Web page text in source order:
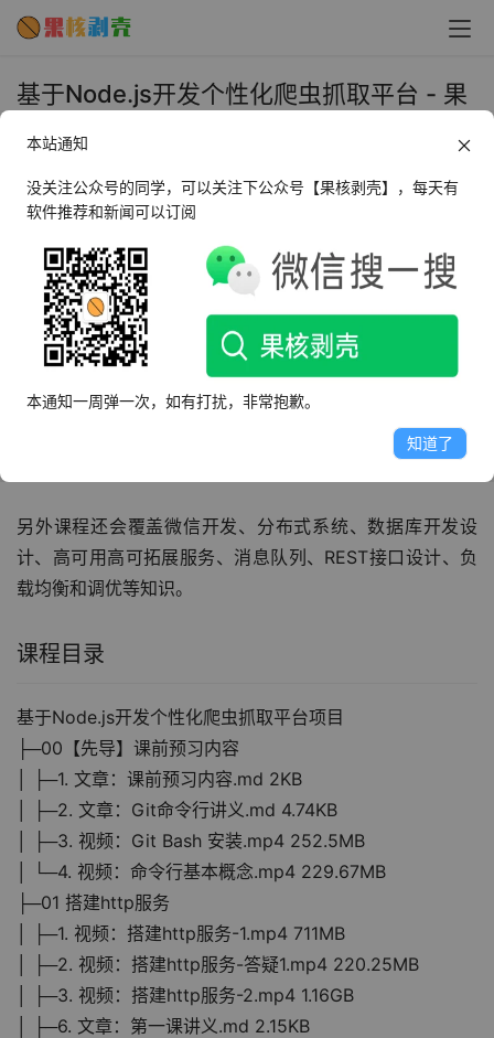
基于Node.js开发个性化爬虫抓取平台 - 果
2024年3月28日 上午10:10 • 学习视频
本课程以实现社交平台内容抓取平台为背景项目，深入讲解
Nodejs 后端相关内容，包括：
– 基础：Git、Linux 命令行、npm 的使用
– 进阶：Express 的使用、MVC 的概念、
Mongodb/Mongoose实操、 Node 的异步机制、错误处理
和日志处理
– 高级：鉴权、Redis、PM2、微服务、AWS 部署、Auth
另外课程还会覆盖微信开发、分布式系统、数据库开发设
计、高可用高可拓展服务、消息队列、REST接口设计、负
载均衡和调优等知识。
课程目录
基于Node.js开发个性化爬虫抓取平台项目
├─00【先导】课前预习内容
│ ├─1. 文章：课前预习内容.md 2KB
│ ├─2. 文章：Git命令行讲义.md 4.74KB
│ ├─3. 视频：Git Bash 安装.mp4 252.5MB
│ └─4. 视频：命令行基本概念.mp4 229.67MB
├─01 搭建http服务
│ ├─1. 视频：搭建http服务-1.mp4 711MB
│ ├─2. 视频：搭建http服务-答疑1.mp4 220.25MB
│ ├─3. 视频：搭建http服务-2.mp4 1.16GB
│ ├─6. 文章：第一课讲义.md 2.15KB
本站通知
没关注公众号的同学，可以关注下公众号【果核剥壳】，每天有
软件推荐和新闻可以订阅
本通知一周弹一次，如有打扰，非常抱歉。
知道了